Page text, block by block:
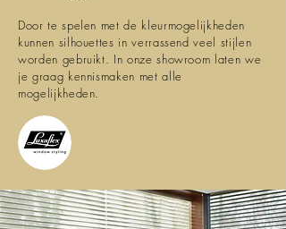
Door te spelen met de kleurmogelijkheden
kunnen silhouettes in verrassend veel stijlen
worden gebruikt. In onze showroom laten we
je graag kennismaken met alle
mogelijkheden.